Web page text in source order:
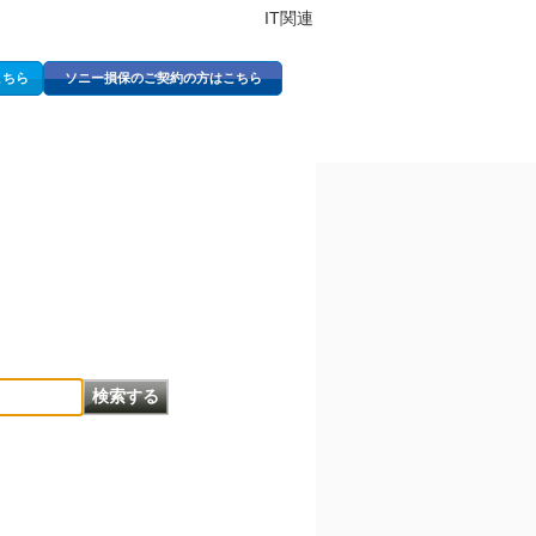
IT関連
ら ソニー損保のご契約の方はこちら